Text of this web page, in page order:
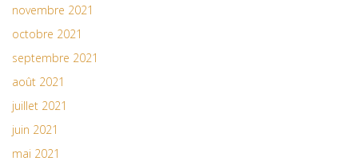
novembre 2021
octobre 2021
septembre 2021
août 2021
juillet 2021
juin 2021
mai 2021